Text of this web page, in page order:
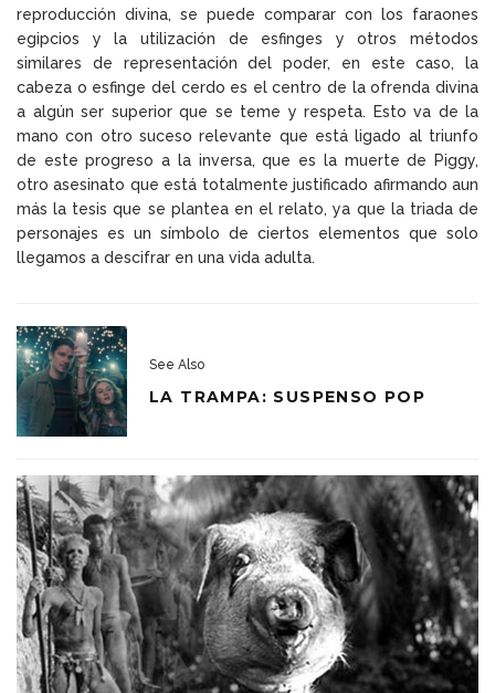
reproducción divina, se puede comparar con los faraones
egipcios y la utilización de esfinges y otros métodos
similares de representación del poder, en este caso, la
cabeza o esfinge del cerdo es el centro de la ofrenda divina
a algún ser superior que se teme y respeta. Esto va de la
mano con otro suceso relevante que está ligado al triunfo
de este progreso a la inversa, que es la muerte de Piggy,
otro asesinato que está totalmente justificado afirmando aun
más la tesis que se plantea en el relato, ya que la triada de
personajes es un símbolo de ciertos elementos que solo
llegamos a descifrar en una vida adulta.
See Also
LA TRAMPA: SUSPENSO POP